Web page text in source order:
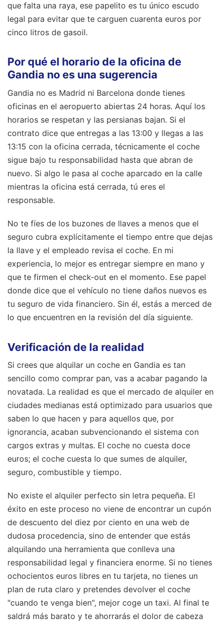
que falta una raya, ese papelito es tu único escudo
legal para evitar que te carguen cuarenta euros por
cinco litros de gasoil.
Por qué el horario de la oficina de
Gandia no es una sugerencia
Gandia no es Madrid ni Barcelona donde tienes
oficinas en el aeropuerto abiertas 24 horas. Aquí los
horarios se respetan y las persianas bajan. Si el
contrato dice que entregas a las 13:00 y llegas a las
13:15 con la oficina cerrada, técnicamente el coche
sigue bajo tu responsabilidad hasta que abran de
nuevo. Si algo le pasa al coche aparcado en la calle
mientras la oficina está cerrada, tú eres el
responsable.
No te fíes de los buzones de llaves a menos que el
seguro cubra explícitamente el tiempo entre que dejas
la llave y el empleado revisa el coche. En mi
experiencia, lo mejor es entregar siempre en mano y
que te firmen el check-out en el momento. Ese papel
donde dice que el vehículo no tiene daños nuevos es
tu seguro de vida financiero. Sin él, estás a merced de
lo que encuentren en la revisión del día siguiente.
Verificación de la realidad
Si crees que alquilar un coche en Gandia es tan
sencillo como comprar pan, vas a acabar pagando la
novatada. La realidad es que el mercado de alquiler en
ciudades medianas está optimizado para usuarios que
saben lo que hacen y para aquellos que, por
ignorancia, acaban subvencionando el sistema con
cargos extras y multas. El coche no cuesta doce
euros; el coche cuesta lo que sumes de alquiler,
seguro, combustible y tiempo.
No existe el alquiler perfecto sin letra pequeña. El
éxito en este proceso no viene de encontrar un cupón
de descuento del diez por ciento en una web de
dudosa procedencia, sino de entender que estás
alquilando una herramienta que conlleva una
responsabilidad legal y financiera enorme. Si no tienes
ochocientos euros libres en tu tarjeta, no tienes un
plan de ruta claro y pretendes devolver el coche
"cuando te venga bien", mejor coge un taxi. Al final te
saldrá más barato y te ahorrarás el dolor de cabeza